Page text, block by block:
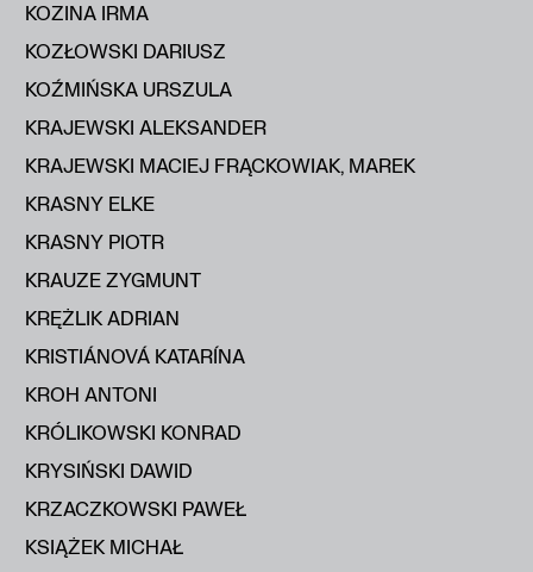
KOZINA IRMA
KOZŁOWSKI DARIUSZ
KOŹMIŃSKA URSZULA
KRAJEWSKI ALEKSANDER
KRAJEWSKI MACIEJ FRĄCKOWIAK, MAREK
KRASNY ELKE
KRASNY PIOTR
KRAUZE ZYGMUNT
KRĘŻLIK ADRIAN
KRISTIÁNOVÁ KATARÍNA
KROH ANTONI
KRÓLIKOWSKI KONRAD
KRYSIŃSKI DAWID
KRZACZKOWSKI PAWEŁ
KSIĄŻEK MICHAŁ